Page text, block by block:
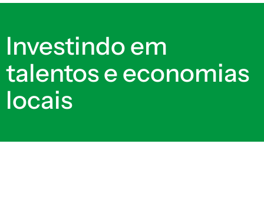
Investindo em
talentos e economias
locais